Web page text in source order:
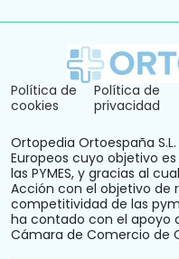
Política de
cookies
Política de
privacidad
Ortopedia Ortoespaña
Europeos cuyo objetivo
las PYMES, y gracias al
Acción con el objetivo de
competitividad de las
ha contado con el apoyo
Cámara de Comercio de